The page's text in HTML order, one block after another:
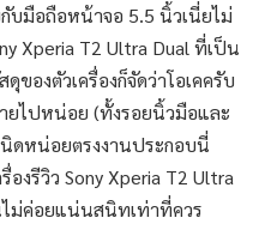
บมือถือหน้าจอ 5.5 นิ้วเนี่ยไม่
Xperia T2 Ultra Dual ที่เป็น
องตัวเครื่องก็จัดว่าโอเคครับ
ยไปหน่อย (ทั้งรอยนิ้วมือและ
ดหน่อยตรงงานประกอบนี่
งรีวิว Sony Xperia T2 Ultra
ไม่ค่อยแน่นสนิทเท่าที่ควร